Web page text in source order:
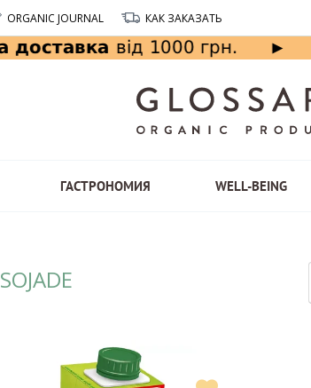
ORGANIC JOURNAL КАК ЗАКАЗАТЬ
ГАСТРОНОМИЯ WELL-BEING
SOJADE